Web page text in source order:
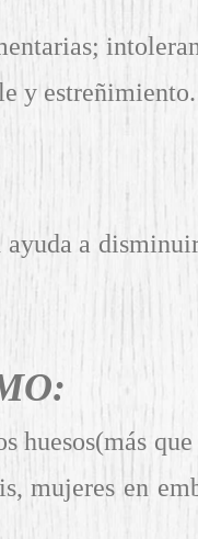
y estreñimiento.
a
huesos(más
mujeres en